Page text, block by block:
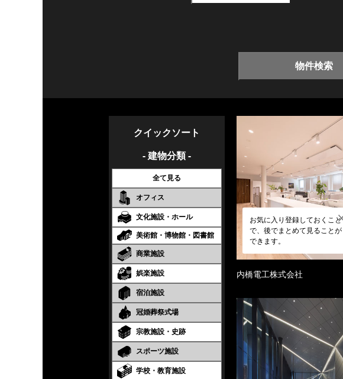
物件検索
クイックソート
- 建物分類 -
全て見る
オフィス
文化施設・ホール
美術館・博物館・図書館
商業施設
娯楽施設
宿泊施設
冠婚葬祭式場
宗教施設・史跡
スポーツ施設
学校・教育施設
お気に入り登録しておくこと
で、後でまとめて見ることが
できます。
内橋電工株式会社